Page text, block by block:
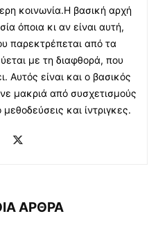
κοινωνία.Η βασική αρχή
όποια κι αν είναι αυτή,
παρεκτρέπεται από τα
με τη διαφθορά, που
Αυτός είναι και ο βασικός
μακριά από συσχετισμούς
και ίντριγκες.
ΑΡΘΡΑ